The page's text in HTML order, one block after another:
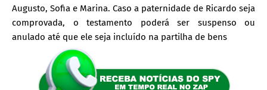
Augusto, Sofia e Marina. Caso a paternidade de Ricardo seja
comprovada, o testamento poderá ser suspenso ou
anulado até que ele seja incluído na partilha de bens